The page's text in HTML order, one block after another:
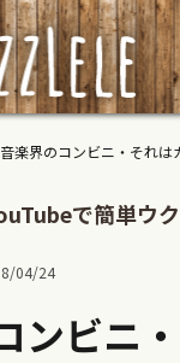
楽界のコンビニ・それは
で簡単ウ
04/24
ンビニ